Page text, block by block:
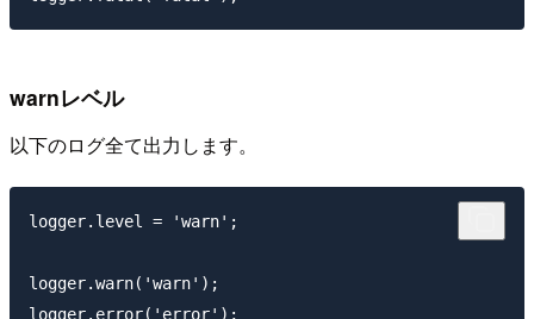
warnレベル
以下のログ全て出力します。
logger.level = 'warn';
logger.warn('warn');
logger.error('error');